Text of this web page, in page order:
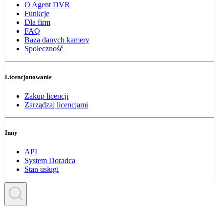
O Agent DVR
Funkcje
Dla firm
FAQ
Baza danych kamery
Społeczność
Licencjonowanie
Zakup licencji
Zarządzaj licencjami
Inny
API
System Doradca
Stan usługi